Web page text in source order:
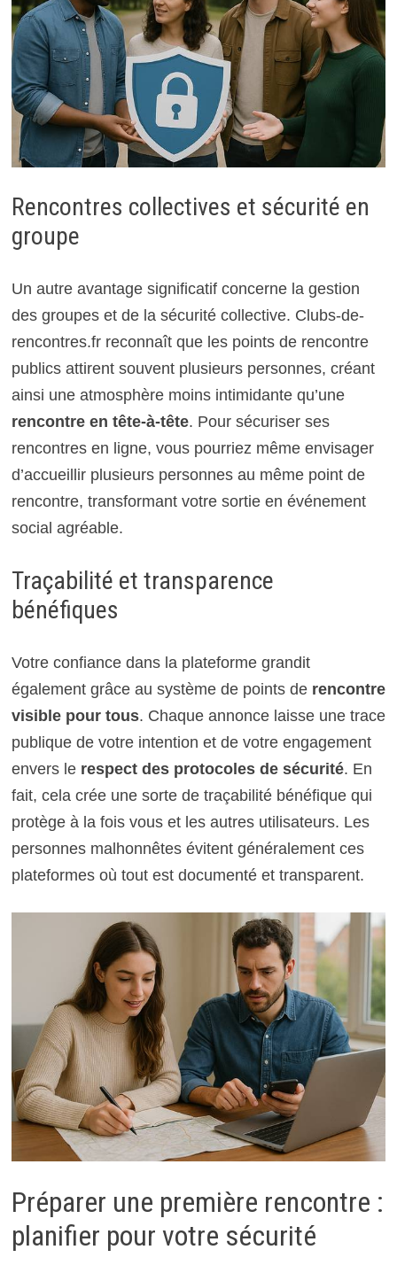
Rencontres collectives et sécurité en
groupe
Un autre avantage significatif concerne la gestion
des groupes et de la sécurité collective. Clubs-de-
rencontres.fr reconnaît que les points de rencontre
publics attirent souvent plusieurs personnes, créant
ainsi une atmosphère moins intimidante qu’une
rencontre en tête-à-tête. Pour sécuriser ses
rencontres en ligne, vous pourriez même envisager
d’accueillir plusieurs personnes au même point de
rencontre, transformant votre sortie en événement
social agréable.
Traçabilité et transparence
bénéfiques
Votre confiance dans la plateforme grandit
également grâce au système de points de rencontre
visible pour tous. Chaque annonce laisse une trace
publique de votre intention et de votre engagement
envers le respect des protocoles de sécurité. En
fait, cela crée une sorte de traçabilité bénéfique qui
protège à la fois vous et les autres utilisateurs. Les
personnes malhonnêtes évitent généralement ces
plateformes où tout est documenté et transparent.
Préparer une première rencontre :
planifier pour votre sécurité